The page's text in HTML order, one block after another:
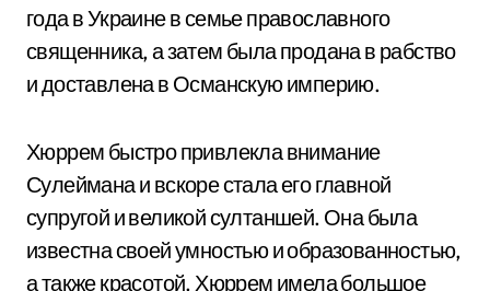
года в Украине в семье православного
священника, а затем была продана в рабство
и доставлена в Османскую империю.
Хюррем быстро привлекла внимание
Сулеймана и вскоре стала его главной
супругой и великой султаншей. Она была
известна своей умностью и образованностью,
а также красотой. Хюррем имела большое